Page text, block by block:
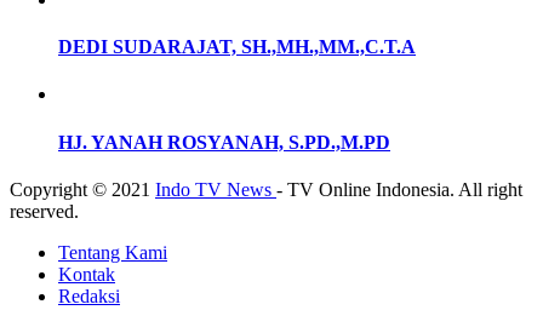
DEDI SUDARAJAT, SH.,MH.,MM.,C.T.A
HJ. YANAH ROSYANAH, S.PD.,M.PD
Copyright © 2021 Indo TV News - TV Online Indonesia. All right
reserved.
Tentang Kami
Kontak
Redaksi